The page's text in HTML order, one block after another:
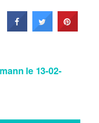
le 13-02-